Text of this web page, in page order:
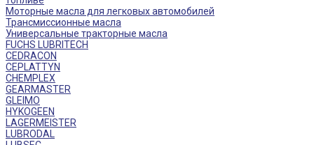
Моторные масла для легковых автомобилей
Трансмиссионные масла
Универсальные тракторные масла
FUCHS LUBRITECH
CEDRACON
CEPLATTYN
CHEMPLEX
GEARMASTER
GLEIMO
HYKOGEEN
LAGERMEISTER
LUBRODAL